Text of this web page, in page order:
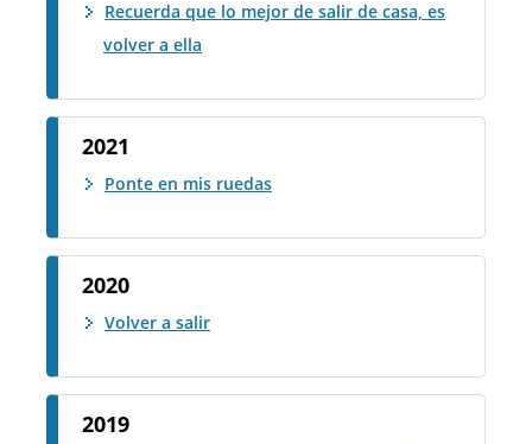
Recuerda que lo mejor de salir de casa, es
volver a ella
2021
Ponte en mis ruedas
2020
Volver a salir
2019